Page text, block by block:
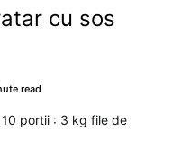
cu sos
read
portii : 3 kg file de